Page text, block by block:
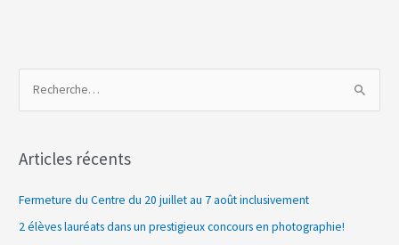
h
Articles récents
Fermeture du Centre du 20 juillet au 7 août inclusivement
2 élèves lauréats dans un prestigieux concours en photographie!